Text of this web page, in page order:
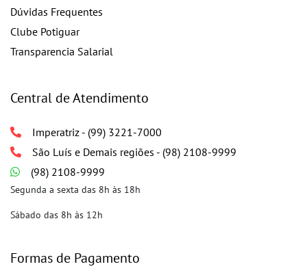
Dúvidas Frequentes
Clube Potiguar
Transparencia Salarial
Central de Atendimento
Imperatriz - (99) 3221-7000
São Luís e Demais regiões - (98) 2108-9999
(98) 2108-9999
Segunda a sexta das 8h às 18h
Sábado das 8h às 12h
Formas de Pagamento